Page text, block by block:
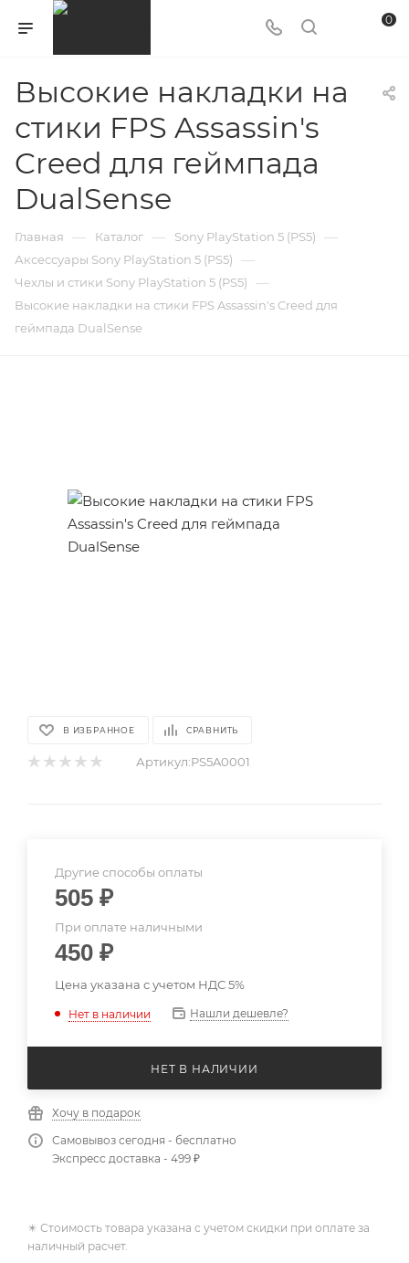
0
Высокие накладки на
стики FPS Assassin's
Creed для геймпада
DualSense
Главная — Каталог — Sony PlayStation 5 (PS5) —
Аксессуары Sony PlayStation 5 (PS5) —
Чехлы и стики Sony PlayStation 5 (PS5) —
Высокие накладки на стики FPS Assassin's Creed для
геймпада DualSense
В ИЗБРАННОЕ СРАВНИТЬ
Артикул:PS5A0001
Другие способы оплаты
505 ₽
При оплате наличными
450 ₽
Цена указана с учетом НДС 5%
Нет в наличии Нашли дешевле?
НЕТ В НАЛИЧИИ
Хочу в подарок
Самовывоз сегодня - бесплатно
Экспресс доставка - 499 ₽
✴️ Стоимость товара указана с учетом скидки при оплате за
наличный расчет.